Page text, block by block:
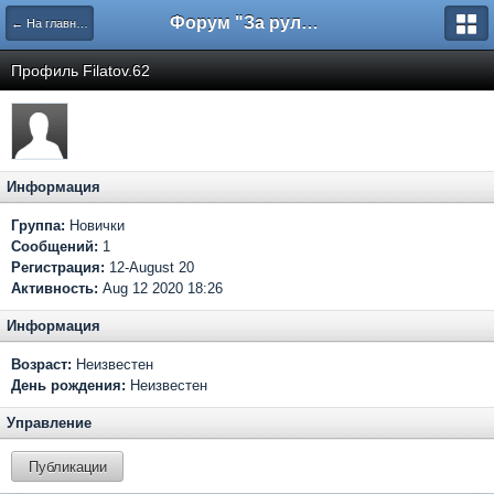
← На главную Форум "За рулем"
Профиль Filatov.62
Информация
Группа: Новички
Сообщений: 1
Регистрация: 12-August 20
Активность: Aug 12 2020 18:26
Информация
Возраст: Неизвестен
День рождения: Неизвестен
Управление
Публикации